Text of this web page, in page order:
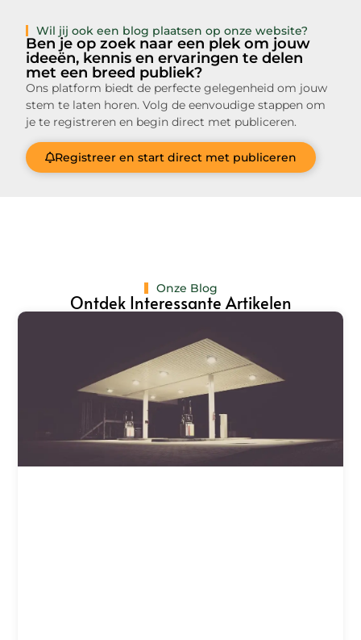
Wil jij ook een blog plaatsen op onze website?
Ben je op zoek naar een plek om jouw
ideeën, kennis en ervaringen te delen
met een breed publiek?
Ons platform biedt de perfecte gelegenheid om jouw
stem te laten horen. Volg de eenvoudige stappen om
je te registreren en begin direct met publiceren.
Registreer en start direct met publiceren
Onze Blog
Ontdek Interessante Artikelen